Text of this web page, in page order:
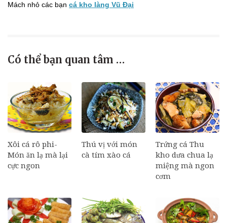
Mách nhỏ các bạn cá kho làng Vũ Đại
Có thể bạn quan tâm …
Xôi cá rô phi-
Món ăn lạ mà lại
cực ngon
Thú vị với món
cà tím xào cá
Trứng cá Thu
kho dưa chua lạ
miệng mà ngon
cơm